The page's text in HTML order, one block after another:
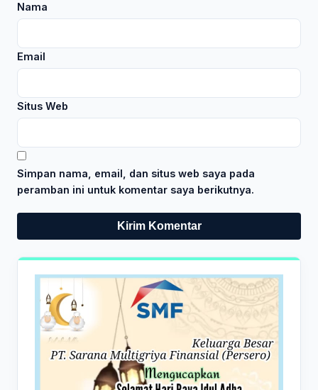
Nama
Email
Situs Web
Simpan nama, email, dan situs web saya pada
peramban ini untuk komentar saya berikutnya.